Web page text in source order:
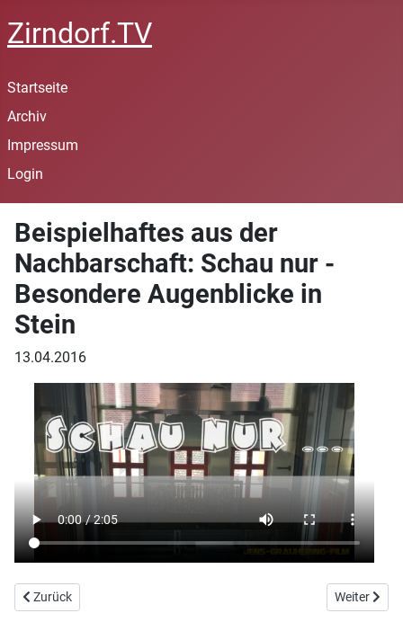
Zirndorf.TV
Startseite
Archiv
Impressum
Login
Beispielhaftes aus der
Nachbarschaft: Schau nur -
Besondere Augenblicke in
Stein
13.04.2016
Vorheriger Beitrag: Erste Zirndorfer Ladestation für Elektromobile
Zurück Nächster
Weiter